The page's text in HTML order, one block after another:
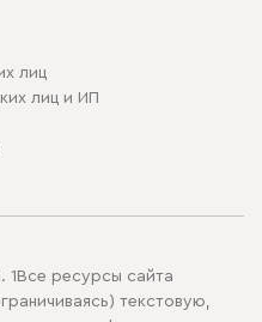
лиц
лиц и ИП
ресурсы сайта
текстовую,